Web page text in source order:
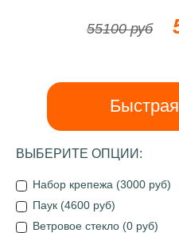
55100 руб
ВЫБЕРИТЕ ОПЦИИ:
Набор крепежа (3000 руб)
Паук (4600 руб)
Ветровое стекло (0 руб)